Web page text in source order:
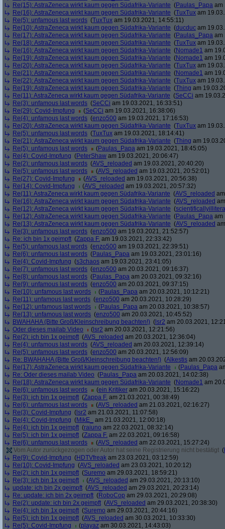
Re(15): AstraZeneca wirkt kaum gegen Südafrika-Variante (Paulas_Papa am
Re(16): AstraZeneca wirkt kaum gegen Südafrika-Variante (TuxTux am
Re(5): unfamous last words (TuxTux am 19.03.2021, 14:55:11)
Re(10): AstraZeneca wirkt kaum gegen Südafrika-Variante (ducduc am
Re(17): AstraZeneca wirkt kaum gegen Südafrika-Variante (Paulas_Papa am
Re(18): AstraZeneca wirkt kaum gegen Südafrika-Variante (TuxTux am
Re(16): AstraZeneca wirkt kaum gegen Südafrika-Variante (Nomade1 am
Re(19): AstraZeneca wirkt kaum gegen Südafrika-Variante (Nomade1 am
Re(20): AstraZeneca wirkt kaum gegen Südafrika-Variante (TuxTux am
Re(21): AstraZeneca wirkt kaum gegen Südafrika-Variante (Nomade1 am
Re(22): AstraZeneca wirkt kaum gegen Südafrika-Variante (TuxTux am
Re(19): AstraZeneca wirkt kaum gegen Südafrika-Variante (Thing am
Re(11): AstraZeneca wirkt kaum gegen Südafrika-Variante (SeCCi am
Re(3): unfamous last words (SeCCi am 19.03.2021, 16:33:51)
Re(29): Covid-Impfung
(SeCCi am 19.03.2021, 16:38:06)
Re(4): unfamous last words (enzo500 am 19.03.2021, 17:16:53)
Re(20): AstraZeneca wirkt kaum gegen Südafrika-Variante (TuxTux am
Re(5): unfamous last words (TuxTux am 19.03.2021, 18:14:41)
Re(21): AstraZeneca wirkt kaum gegen Südafrika-Variante (Thing am
Re(5): unfamous last words
(Paulas_Papa am 19.03.2021, 18:45:05)
Re(4): Covid-Impfung (PeterShaw am 19.03.2021, 20:06:47)
Re(2): unfamous last words (AVS_reloaded am 19.03.2021, 20:40:20)
Re(5): unfamous last words
(AVS_reloaded am 19.03.2021, 20:52:01)
Re(27): Covid-Impfung
(AVS_reloaded am 19.03.2021, 20:56:38)
Re(14): Covid-Impfung
(AVS_reloaded am 19.03.2021, 20:57:32)
Re(11): AstraZeneca wirkt kaum gegen Südafrika-Variante (AVS_reloaded
Re(16): AstraZeneca wirkt kaum gegen Südafrika-Variante (AVS_reloaded
Re(12): AstraZeneca wirkt kaum gegen Südafrika-Variante (
Re(12): AstraZeneca wirkt kaum gegen Südafrika-Variante (Paulas_Papa am
Re(13): AstraZeneca wirkt kaum gegen Südafrika-Variante (AVS_reloaded
Re(3): unfamous last words (enzo500 am 19.03.2021, 21:52:57)
Re: ich bin 1x geimpft (Zappa F. am 19.03.2021, 22:33:42)
Re(5): unfamous last words (enzo500 am 19.03.2021, 22:39:51)
Re(6): unfamous last words (Paulas_Papa am 19.03.2021, 23:01:16)
Re(4): Covid-Impfung (s3chaos am 19.03.2021, 23:41:05)
Re(7): unfamous last words (enzo500 am 20.03.2021, 09:16:37)
Re(8): unfamous last words (Paulas_Papa am 20.03.2021, 09:32:16)
Re(9): unfamous last words (enzo500 am 20.03.2021, 09:37:15)
Re(10): unfamous last words
(Paulas_Papa am 20.03.2021, 10:12:21)
Re(11): unfamous last words (enzo500 am 20.03.2021, 10:28:29)
Re(12): unfamous last words
(Paulas_Papa am 20.03.2021, 10:38:57)
Re(13): unfamous last words (enzo500 am 20.03.2021, 10:45:52)
BWAHAHA (Bitte Groß/Kleinschreibung beachten!) ( lsr2 am 20.03.2021,
Oder dieses mailab Video
( lsr2 am 20.03.2021, 12:21:56)
Re(2): ich bin 1x geimpft (AVS_reloaded am 20.03.2021, 12:36:04)
Re(4): unfamous last words (AVS_reloaded am 20.03.2021, 12:39:14)
Re(5): unfamous last words (enzo500 am 20.03.2021, 12:56:09)
Re: BWAHAHA (Bitte Groß/Kleinschreibung beachten!) (Alkestis am
Re(17): AstraZeneca wirkt kaum gegen Südafrika-Variante
(Paulas_Papa
Re: Oder dieses mailab Video (Paulas_Papa am 20.03.2021, 14:02:38)
Re(18): AstraZeneca wirkt kaum gegen Südafrika-Variante (Nomade1 am
Re(6): unfamous last words
(ein Kritiker am 20.03.2021, 15:16:22)
Re(3): ich bin 1x geimpft (Zappa F. am 21.03.2021, 00:38:49)
Re(6): unfamous last words
(AVS_reloaded am 21.03.2021, 02:16:27)
Re(3): Covid-Impfung ( lsr2 am 21.03.2021, 11:07:58)
Re(4): Covid-Impfung (MikE_
am 21.03.2021, 12:00:18)
Re(4): ich bin 1x geimpft (raiuno am 22.03.2021, 08:32:14)
Re(5): ich bin 1x geimpft (Zappa F. am 22.03.2021, 09:16:58)
Re(6): unfamous last words
(AVS_reloaded am 22.03.2021, 15:27:24)
Vom Autor zurückgezogen oder Autor hat seine Registrierung nicht bestätigt (
Re(9): Covid-Impfung (HDTVfreak am 23.03.2021, 03:12:59)
Re(10): Covid-Impfung (AVS_reloaded am 23.03.2021, 10:20:12)
Re(2): ich bin 1x geimpft (Suremo am 29.03.2021, 18:59:21)
Re(3): ich bin 1x geimpft
(AVS_reloaded am 29.03.2021, 20:13:10)
update: ich bin 2x geimpft (AVS_reloaded am 29.03.2021, 20:23:14)
Re: update: ich bin 2x geimpft (RoboCop am 29.03.2021, 20:29:08)
Re(2): update: ich bin 2x geimpft (AVS_reloaded am 29.03.2021, 20:38:30)
Re(4): ich bin 1x geimpft (Suremo am 29.03.2021, 20:44:16)
Re(5): ich bin 1x geimpft (AVS_reloaded am 30.03.2021, 10:33:30)
Re(5): Covid-Impfung
(playaz am 30.03.2021, 14:43:03)